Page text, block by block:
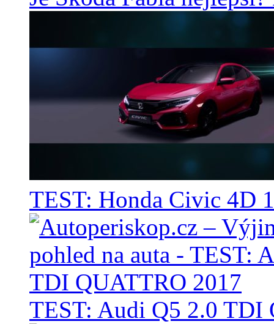
TEST: Honda Civic 4D
TEST: Audi Q5 2.0 TDI